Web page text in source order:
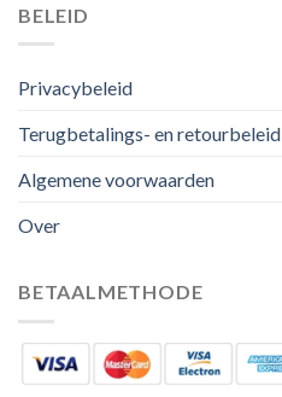
BELEID
Privacybeleid
Terugbetalings- en retourbeleid
Algemene voorwaarden
Over
BETAALMETHODE